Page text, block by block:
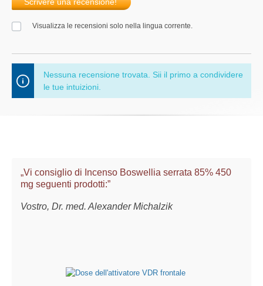
Visualizza le recensioni solo nella lingua corrente.
Nessuna recensione trovata. Sii il primo a condividere
le tue intuizioni.
„Vi consiglio di Incenso Boswellia serrata 85% 450
mg seguenti prodotti:”
Vostro, Dr. med. Alexander Michalzik